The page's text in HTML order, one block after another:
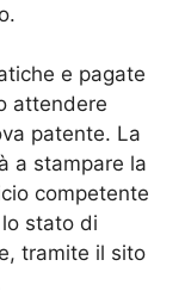
e pagate
attendere
patente. La
a stampare la
competente
stato di
tramite il sito